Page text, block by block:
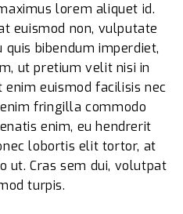
lorem aliquet id.
euismod non, vulputate
bibendum imperdiet,
ut pretium velit nisi in
euismod facilisis nec
fringilla commodo
enim, eu hendrerit
lobortis elit tortor, at
ut. Cras sem dui, volutpat
turpis.